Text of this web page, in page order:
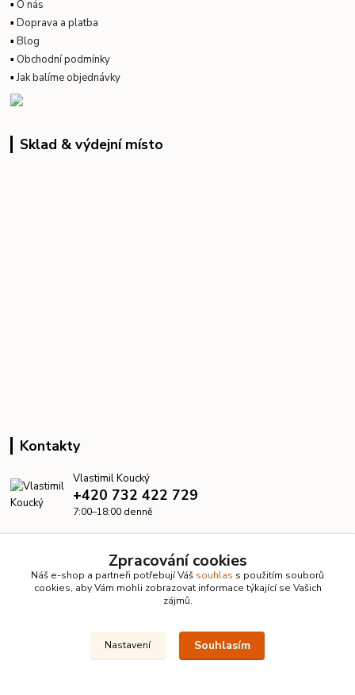
▪ O nás
▪Doprava a platba
▪Blog
▪ Obchodní podmínky
▪Jak balíme objednávky
Sklad & výdejní místo
Kontakty
Vlastimil Koucký
+420 732 422 729
7:00–18:00 denně
© 2026 KanalizaceLevne.cz · Všechna práva vyhrazena ·
Zpracování cookies
Náš e-shop a partneři potřebují Váš souhlas s použitím souborů
cookies, aby Vám mohli zobrazovat informace týkající se Vašich
zájmů.
Nastavení Souhlasím